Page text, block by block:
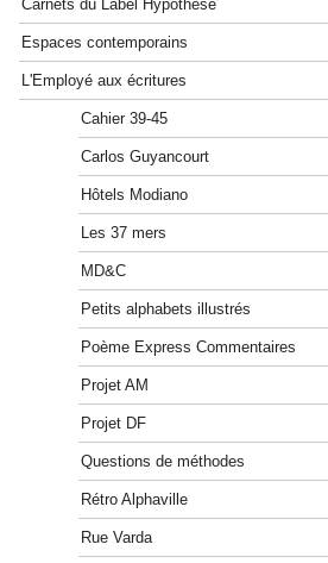
Carnets du Label Hypothèse
Espaces contemporains
L'Employé aux écritures
Cahier 39-45
Carlos Guyancourt
Hôtels Modiano
Les 37 mers
MD&C
Petits alphabets illustrés
Poème Express Commentaires
Projet AM
Projet DF
Questions de méthodes
Rétro Alphaville
Rue Varda